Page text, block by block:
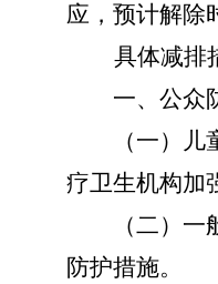
应 ， 预计解除
具体减排
一、公众
（一）
儿
疗卫生机构加
（二） 一
防护措施。